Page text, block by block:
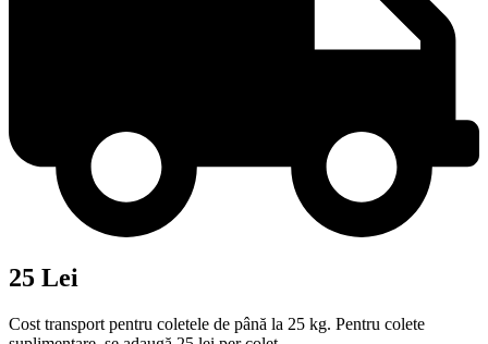
25 Lei
Cost transport pentru coletele de până la 25 kg. Pentru colete